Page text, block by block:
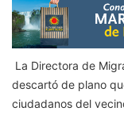
La Directora de
descartó de plano
ciudadanos del